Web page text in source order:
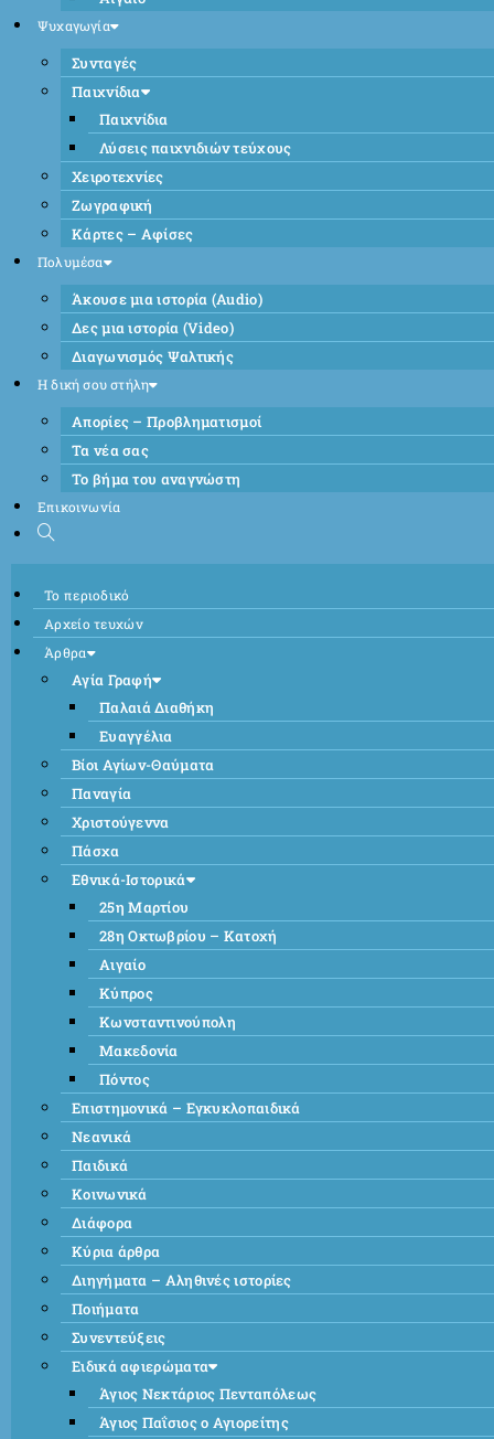
Ψυχαγωγία
Συνταγές
Παιχνίδια
Παιχνίδια
Λύσεις παιχνιδιών τεύχους
Χειροτεχνίες
Ζωγραφική
Κάρτες – Αφίσες
Πολυμέσα
Άκουσε μια ιστορία (Audio)
Δες μια ιστορία (Video)
Διαγωνισμός Ψαλτικής
Η δική σου στήλη
Απορίες – Προβληματισμοί
Τα νέα σας
Το βήμα του αναγνώστη
Επικοινωνία
Το περιοδικό
Αρχείο τευχών
Άρθρα
Αγία Γραφή
Παλαιά Διαθήκη
Ευαγγέλια
Βίοι Αγίων-Θαύματα
Παναγία
Χριστούγεννα
Πάσχα
Εθνικά-Ιστορικά
25η Μαρτίου
28η Οκτωβρίου – Κατοχή
Αιγαίο
Κύπρος
Κωνσταντινούπολη
Μακεδονία
Πόντος
Επιστημονικά – Εγκυκλοπαιδικά
Νεανικά
Παιδικά
Κοινωνικά
Διάφορα
Κύρια άρθρα
Διηγήματα – Αληθινές ιστορίες
Ποιήματα
Συνεντεύξεις
Ειδικά αφιερώματα
Άγιος Νεκτάριος Πενταπόλεως
Άγιος Παΐσιος ο Αγιορείτης